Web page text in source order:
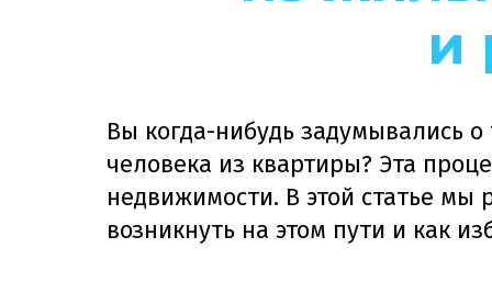
и
Вы когда-нибудь задумывались
человека из квартиры? Эта
недвижимости. В этой статье мы
возникнуть на этом пути и как